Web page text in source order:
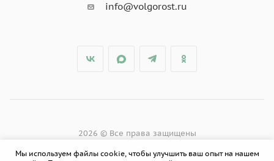
info@volgorost.ru
2026 © Все права защищены
Мы используем файлы cookie, чтобы улучшить ваш опыт на нашем